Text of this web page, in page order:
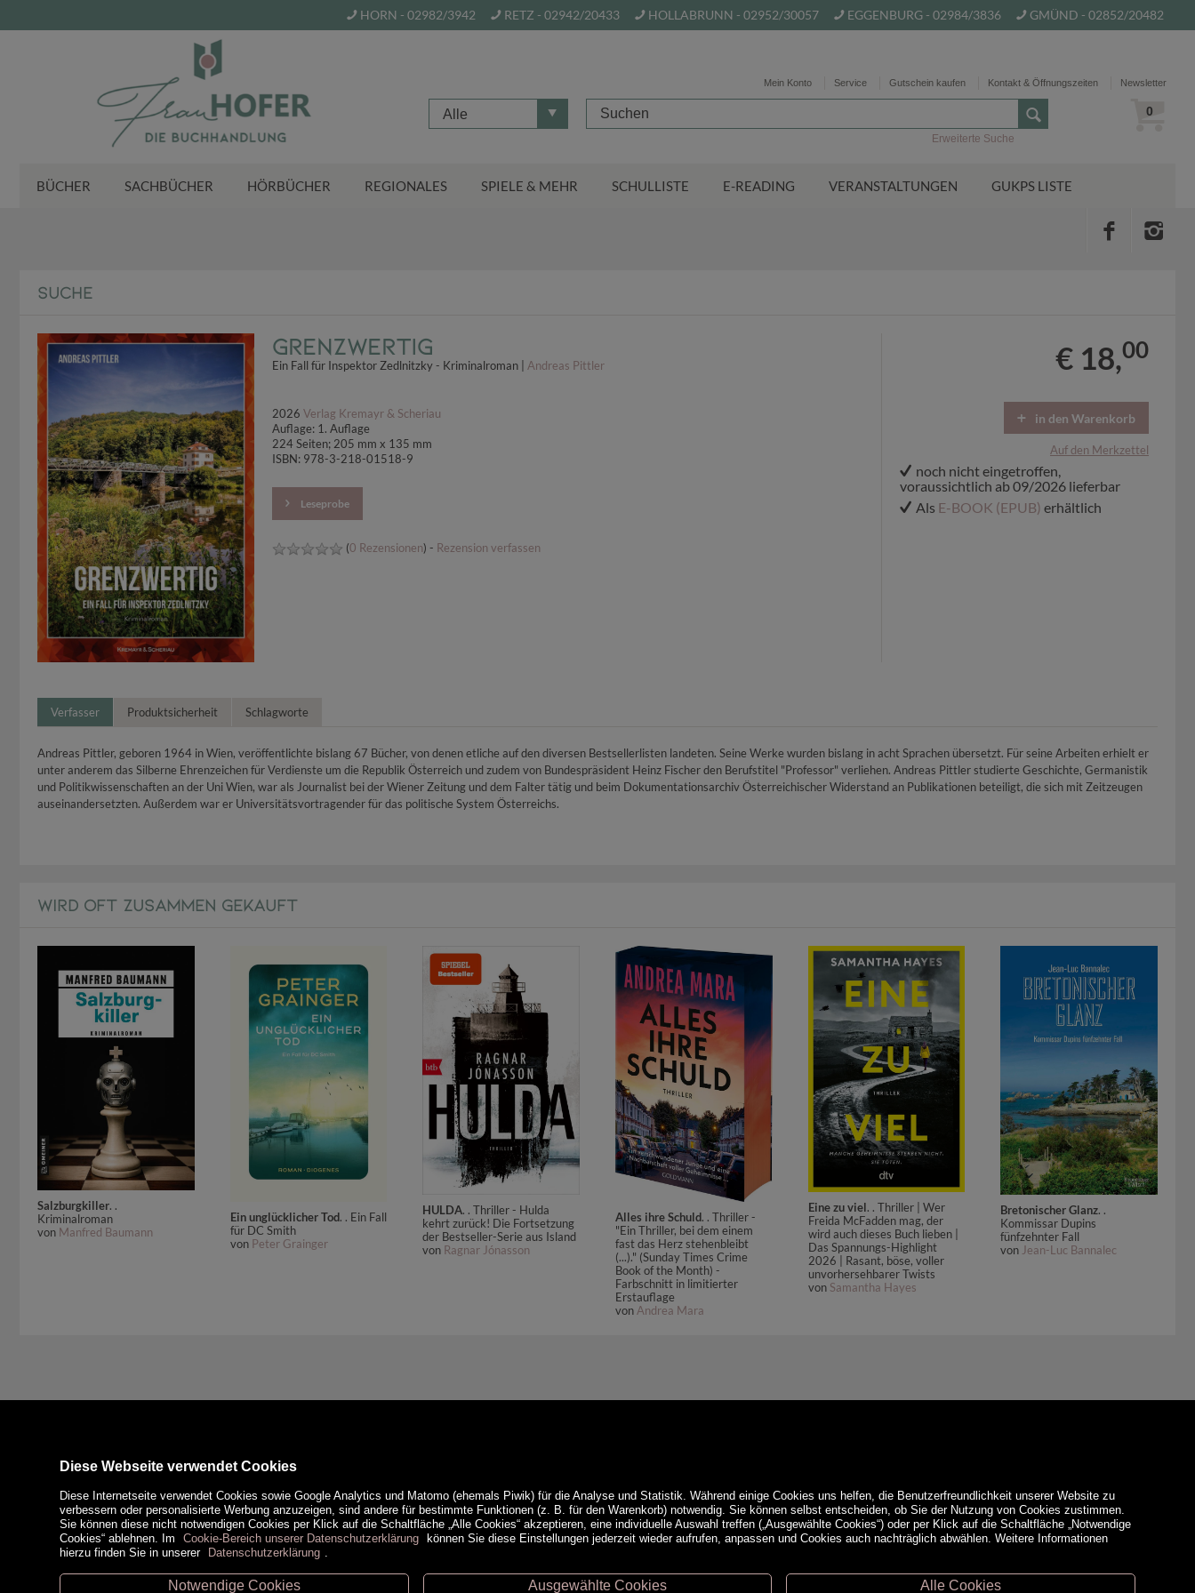
HORN - 02982/3942 RETZ - 02942/20433 HOLLABRUNN - 02952/30057 EGGENBURG - 02984/3836 GMÜND - 02852/20482
Mein Konto Service Gutschein kaufen Kontakt & Öffnungszeiten Newsletter
Alle 0
Erweiterte Suche
BÜCHER SACHBÜCHER HÖRBÜCHER REGIONALES SPIELE & MEHR SCHULLISTE E-READING VERANSTALTUNGEN GUKPS LISTE
SUCHE
Grenzwertig
Ein Fall für Inspektor Zedlnitzky - Kriminalroman | Andreas Pittler
2026 Verlag Kremayr & Scheriau
Auflage: 1. Auflage
224 Seiten; 205 mm x 135 mm
ISBN: 978-3-218-01518-9
Leseprobe
(0 Rezensionen) - Rezension verfassen
€ 18,00
in den Warenkorb
Auf den Merkzettel
noch nicht eingetroffen,
voraussichtlich ab 09/2026 lieferbar
Als E-BOOK (EPUB) erhältlich
Verfasser Produktsicherheit Schlagworte
Andreas Pittler, geboren 1964 in Wien, veröffentlichte bislang 67 Bücher, von denen etliche auf den diversen Bestsellerlisten landeten. Seine Werke wurden bislang in acht Sprachen übersetzt. Für seine Arbeiten erhielt er
unter anderem das Silberne Ehrenzeichen für Verdienste um die Republik Österreich und zudem von Bundespräsident Heinz Fischer den Berufstitel "Professor" verliehen. Andreas Pittler studierte Geschichte, Germanistik
und Politikwissenschaften an der Uni Wien, war als Journalist bei der Wiener Zeitung und dem Falter tätig und beim Dokumentationsarchiv Österreichischer Widerstand an Publikationen beteiligt, die sich mit Zeitzeugen
auseinandersetzten. Außerdem war er Universitätsvortragender für das politische System Österreichs.
WIRD OFT ZUSAMMEN GEKAUFT
Salzburgkiller. .
Kriminalroman
von Manfred Baumann
Ein unglücklicher Tod. . Ein Fall
für DC Smith
von Peter Grainger
HULDA. . Thriller - Hulda
kehrt zurück! Die Fortsetzung
der Bestseller-Serie aus Island
von Ragnar Jónasson
Alles ihre Schuld. . Thriller -
"Ein Thriller, bei dem einem
fast das Herz stehenbleibt
(...)." (Sunday Times Crime
Book of the Month) -
Farbschnitt in limitierter
Erstauflage
vonAndrea Mara
Eine zu viel. . Thriller | Wer
Freida McFadden mag, der
wird auch dieses Buch lieben |
Das Spannungs-Highlight
2026 | Rasant, böse, voller
unvorhersehbarer Twists
von Samantha Hayes
Bretonischer Glanz. .
Kommissar Dupins
fünfzehnter Fall
von Jean-Luc Bannalec
Diese Webseite verwendet Cookies
Diese Internetseite verwendet Cookies sowie Google Analytics und Matomo (ehemals Piwik) für die Analyse und Statistik. Während einige Cookies uns helfen, die Benutzerfreundlichkeit unserer Website zu
verbessern oder personalisierte Werbung anzuzeigen, sind andere für bestimmte Funktionen (z. B. für den Warenkorb) notwendig. Sie können selbst entscheiden, ob Sie der Nutzung von Cookies zustimmen.
Sie können diese nicht notwendigen Cookies per Klick auf die Schaltfläche „Alle Cookies“ akzeptieren, eine individuelle Auswahl treffen („Ausgewählte Cookies“) oder per Klick auf die Schaltfläche „Notwendige
Cookies“ ablehnen. Im
Cookie-Bereich unserer Datenschutzerklärung
können Sie diese Einstellungen jederzeit wieder aufrufen, anpassen und Cookies auch nachträglich abwählen. Weitere Informationen
hierzu finden Sie in unserer
Datenschutzerklärung
Notwendige Cookies Ausgewählte Cookies Alle Cookies